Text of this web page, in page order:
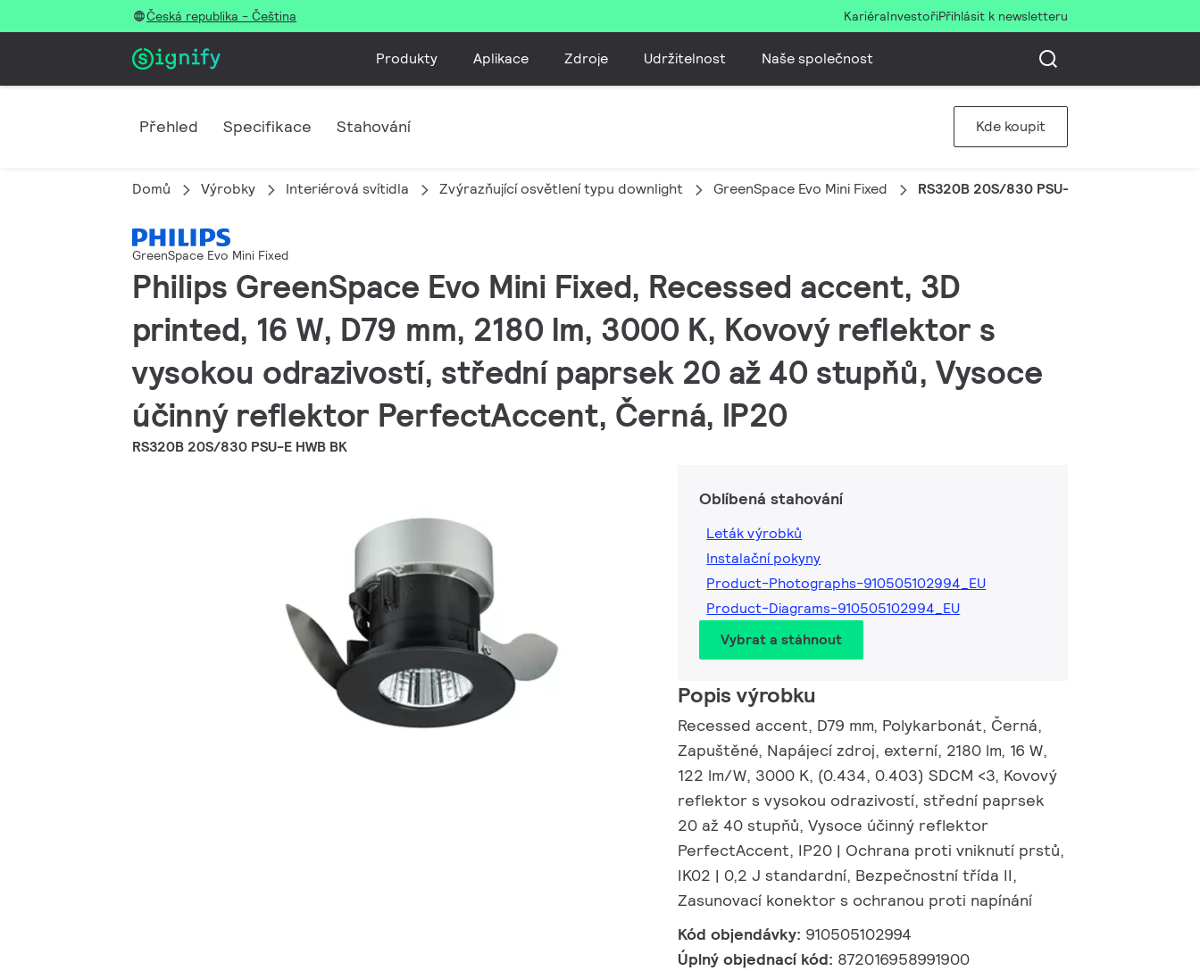
Česká republika - Čeština KariéraInvestořiPřihlásit k newsletteru
Produkty Aplikace Zdroje Udržitelnost Naše společnost
Přehled Specifikace Stahování Kde koupit
Domů Výrobky Interiérová svítidla Zvýrazňující osvětlení typu downlight GreenSpace Evo Mini Fixed RS320B 20S/830 PSU-E HWB BK
GreenSpace Evo Mini Fixed
Philips GreenSpace Evo Mini Fixed, Recessed accent, 3D
printed, 16 W, D79 mm, 2180 lm, 3000 K, Kovový reflektor s
vysokou odrazivostí, střední paprsek 20 až 40 stupňů, Vysoce
účinný reflektor PerfectAccent, Černá, IP20
RS320B 20S/830 PSU-E HWB BK
Oblíbená stahování
Leták výrobků
Instalační pokyny
Product-Photographs-910505102994_EU
Product-Diagrams-910505102994_EU
Vybrat a stáhnout
Popis výrobku
Recessed accent, D79 mm, Polykarbonát, Černá,
Zapuštěné, Napájecí zdroj, externí, 2180 lm, 16 W,
122 lm/W, 3000 K, (0.434, 0.403) SDCM <3, Kovový
reflektor s vysokou odrazivostí, střední paprsek
20 až 40 stupňů, Vysoce účinný reflektor
PerfectAccent, IP20 | Ochrana proti vniknutí prstů,
IK02 | 0,2 J standardní, Bezpečnostní třída II,
Zasunovací konektor s ochranou proti napínání
Kód objendávky: 910505102994
Úplný objednací kód: 872016958991900